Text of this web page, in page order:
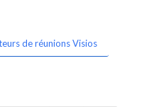
de réunions Visios